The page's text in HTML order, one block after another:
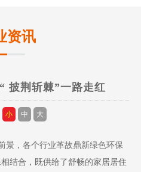
资讯
披荆斩棘”一路走红
小 中 大
景，各个行业革故鼎新绿色环保
结合，既供给了舒畅的家居居住